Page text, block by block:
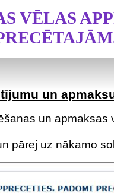
VĒLAS
un
un apmaksas
pārej uz nākamo